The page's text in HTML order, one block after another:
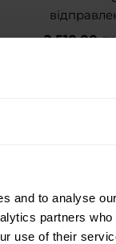
and to analyse
partners
use of their
2 510,00